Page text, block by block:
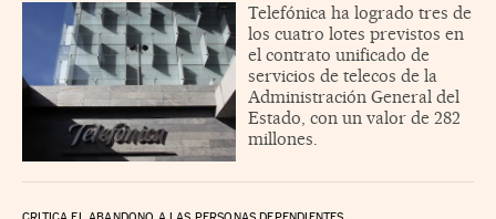
Telefónica ha logrado tres de
los cuatro lotes previstos en
el contrato unificado de
servicios de telecos de la
Administración General del
Estado, con un valor de 282
millones.